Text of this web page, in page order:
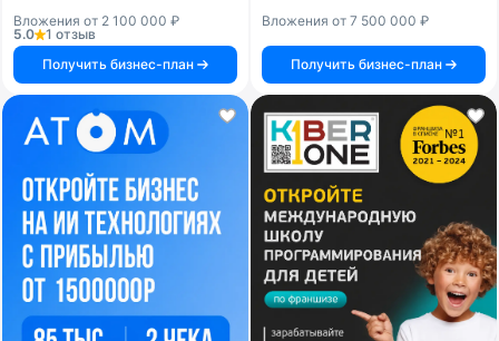
Вложения от 2 100 000 ₽
5.0
1 отзыв
Получить бизнес-план
Вложения от 7 500 000 ₽
Получить бизнес-план